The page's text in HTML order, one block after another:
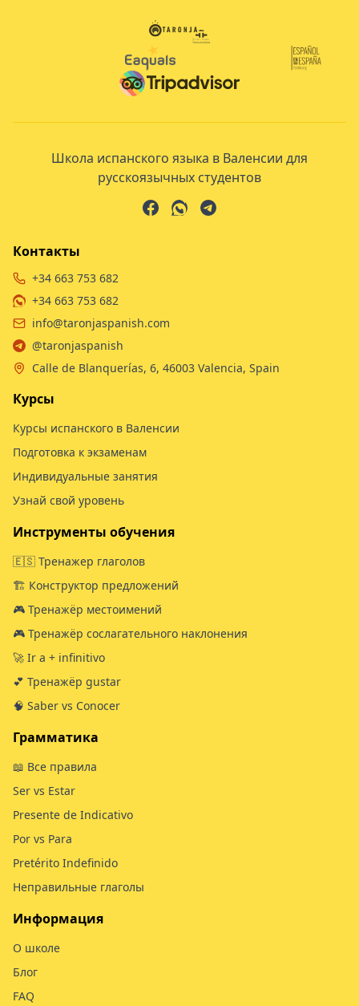
Школа испанского языка в Валенсии для
русскоязычных студентов
Контакты
+34 663 753 682
+34 663 753 682
info@taronjaspanish.com
@taronjaspanish
Calle de Blanquerías, 6, 46003 Valencia, Spain
Курсы
Курсы испанского в Валенсии
Подготовка к экзаменам
Индивидуальные занятия
Узнай свой уровень
Инструменты обучения
🇪🇸 Тренажер глаголов
🏗️ Конструктор предложений
🎮 Тренажёр местоимений
🎮 Тренажёр сослагательного наклонения
🚀 Ir a + infinitivo
💕 Тренажёр gustar
🧠 Saber vs Conocer
Грамматика
📖 Все правила
Ser vs Estar
Presente de Indicativo
Por vs Para
Pretérito Indefinido
Неправильные глаголы
Информация
О школе
Блог
FAQ